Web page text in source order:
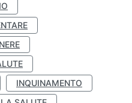
INQUINAMENTO